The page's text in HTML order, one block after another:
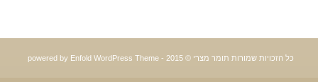
כל הזכויות שמורות תומר מצרי © 2015 - powered by Enfold WordPress Theme